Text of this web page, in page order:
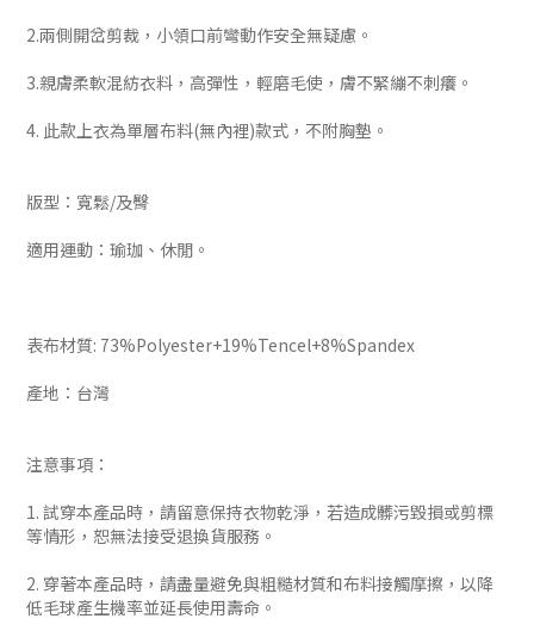
2.兩側開岔剪裁 ， 小領口前彎動作安全無疑慮。
3.親膚柔軟混紡衣料，高彈性 ， 輕磨毛使 ， 膚不緊繃不刺癢 。
4. 此款上衣為單層布料(無內裡)款式 ， 不附胸墊。
版型：寬鬆/及臀
適用運動：瑜珈、休閒。
表布材質: 73%Polyester+19%Tencel+8%Spandex
產地：台灣
注意事項：
1. 試穿本產品時，請留意保持衣物乾淨，若造成髒污毀損或剪標
等情形，恕無法接受退換貨服務。
2. 穿著本產品時，請盡量避免與粗糙材質和布料接觸摩擦，以降
低毛球產生機率並延長使用壽命。